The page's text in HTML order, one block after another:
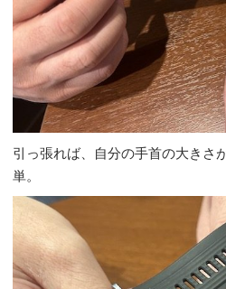
引っ張れば、自分の手首の大きさ
単。